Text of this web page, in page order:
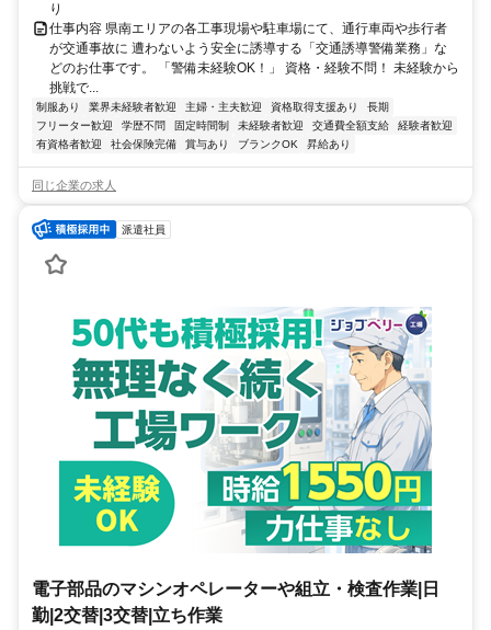
り
仕事内容 県南エリアの各工事現場や駐車場にて、通行車両や歩行者
が交通事故に 遭わないよう安全に誘導する「交通誘導警備業務」な
どのお仕事です。 「警備未経験OK！」 資格・経験不問！ 未経験から
挑戦で...
制服あり 業界未経験者歓迎 主婦・主夫歓迎 資格取得支援あり
長期
フリーター歓迎
学歴不問 固定時間制 未経験者歓迎 交通費全額支給
経験者歓迎
有資格者歓迎
社会保険完備 賞与あり ブランクOK 昇給あり
同じ企業の求人
派遣社員
電子部品のマシンオペレーターや組立・検査作業|日
勤|2交替|3交替|立ち作業